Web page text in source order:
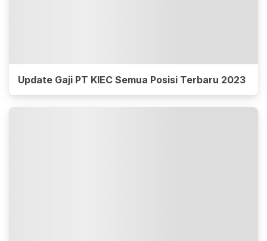
Update Gaji PT KIEC Semua Posisi Terbaru 2023